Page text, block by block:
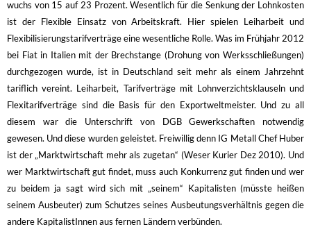
wuchs von 15 auf 23 Prozent. Wesentlich für die Senkung der Lohnkosten
ist der Flexible Einsatz von Arbeitskraft. Hier spielen Leiharbeit und
Flexibilisierungstarifverträge eine wesentliche Rolle. Was im Frühjahr 2012
bei Fiat in Italien mit der Brechstange (Drohung von Werksschließungen)
durchgezogen wurde, ist in Deutschland seit mehr als einem Jahrzehnt
tariflich vereint. Leiharbeit, Tarifverträge mit Lohnverzichtsklauseln und
Flexitarifverträge sind die Basis für den Exportweltmeister. Und zu all
diesem war die Unterschrift von DGB Gewerkschaften notwendig
gewesen. Und diese wurden geleistet. Freiwillig denn IG Metall Chef Huber
ist der „Marktwirtschaft mehr als zugetan“ (Weser Kurier Dez 2010). Und
wer Marktwirtschaft gut findet, muss auch Konkurrenz gut finden und wer
zu beidem ja sagt wird sich mit „seinem“ Kapitalisten (müsste heißen
seinem Ausbeuter) zum Schutzes seines Ausbeutungsverhältnis gegen die
andere KapitalistInnen aus fernen Ländern verbünden.